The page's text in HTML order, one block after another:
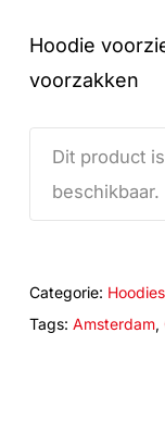
Hoodie
voorzakken
Dit product
beschikbaar.
Categorie:
Tags: Amsterdam,